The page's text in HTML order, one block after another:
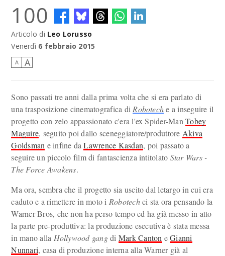
l'atteso ritorno di un classico?
100
Articolo di Leo Lorusso
Venerdì 6 febbraio 2015
A A
Sono passati tre anni dalla prima volta che si era parlato di
una trasposizione cinematografica di Roboteche a inseguire il
progetto con zelo appassionato c'era l'ex Spider-ManTobey
Maguire, seguito poi dallo sceneggiatore/produttore Akiva
Goldsman e infine daLawrence Kasdan, poi passato a
seguire un piccolo film di fantascienza intitolato Star Wars -
The Force Awakens.
Ma ora, sembra che il progetto sia uscito dal letargo in cui era
caduto e a rimettere in moto i Robotechci sta ora pensando la
Warner Bros, che non ha perso tempo ed ha già messo in atto
la parte pre-produttiva: la produzione esecutiva è stata messa
in mano alla Hollywood gangdi Mark Canton eGianni
Nunnari, casa di produzione interna alla Warner già al